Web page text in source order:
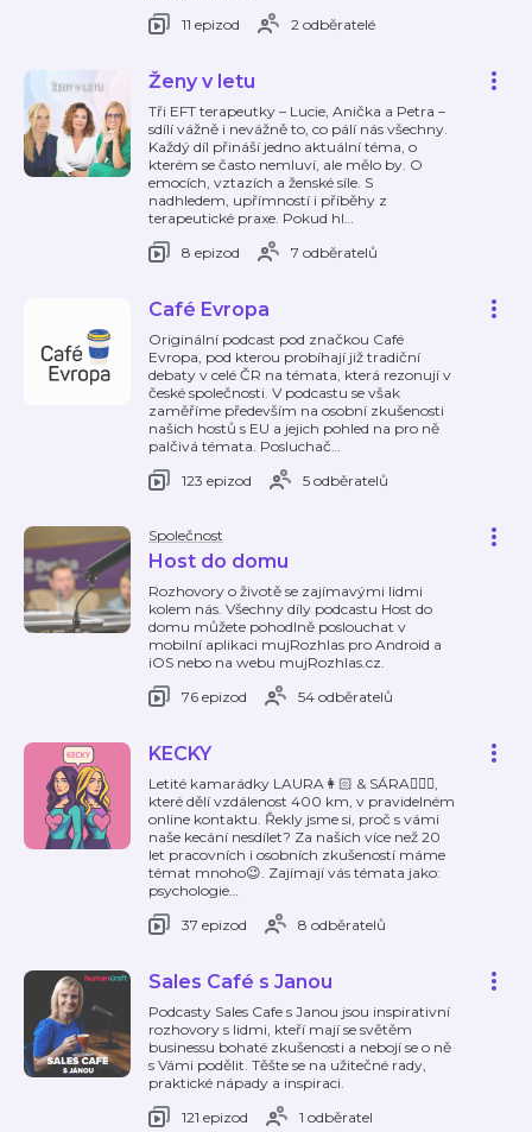
11 epizod
2 odběratelé
Ženy v letu
Tři EFT terapeutky – Lucie, Anička a Petra –
sdílí vážně i nevážně to, co pálí nás všechny.
Každý díl přináší jedno aktuální téma, o
kterém se často nemluví, ale mělo by. O
emocích, vztazích a ženské síle. S
nadhledem, upřímností i příběhy z
terapeutické praxe. Pokud hl…
8 epizod
7 odběratelů
Café Evropa
Originální podcast pod značkou Café
Evropa, pod kterou probíhají již tradiční
debaty v celé ČR na témata, která rezonují v
české společnosti. V podcastu se však
zaměříme především na osobní zkušenosti
našich hostů s EU a jejich pohled na pro ně
palčivá témata. Posluchač…
123 epizod
5 odběratelů
Společnost
Host do domu
Rozhovory o životě se zajímavými lidmi
kolem nás. Všechny díly podcastu Host do
domu můžete pohodlně poslouchat v
mobilní aplikaci mujRozhlas pro Android a
iOS nebo na webu mujRozhlas.cz.
76 epizod
54 odběratelů
KECKY
Letité kamarádky LAURA👩🏻 & SÁRA👱🏻‍♀️,
které dělí vzdálenost 400 km, v pravidelném
online kontaktu. Řekly jsme si, proč s vámi
naše kecání nesdílet? Za našich více než 20
let pracovních i osobních zkušeností máme
témat mnoho😉. Zajímají vás témata jako:
psychologie…
37 epizod
8 odběratelů
Sales Café s Janou
Podcasty Sales Cafe s Janou jsou inspirativní
rozhovory s lidmi, kteří mají se světěm
businessu bohaté zkušenosti a nebojí se o ně
s Vámi podělit. Těšte se na užitečné rady,
praktické nápady a inspiraci.
121 epizod
1 odběratel